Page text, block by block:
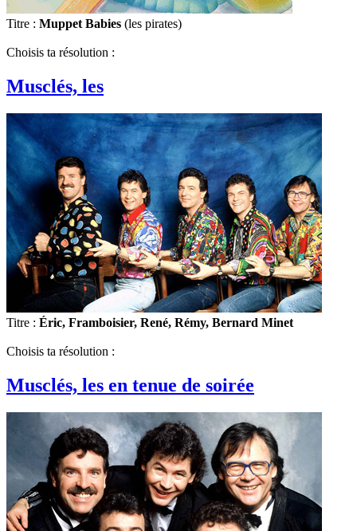
Titre : Muppet Babies (les pirates)
Choisis ta résolution :
Musclés, les
Titre : Éric, Framboisier, René, Rémy, Bernard Minet
Choisis ta résolution :
Musclés, les en tenue de soirée